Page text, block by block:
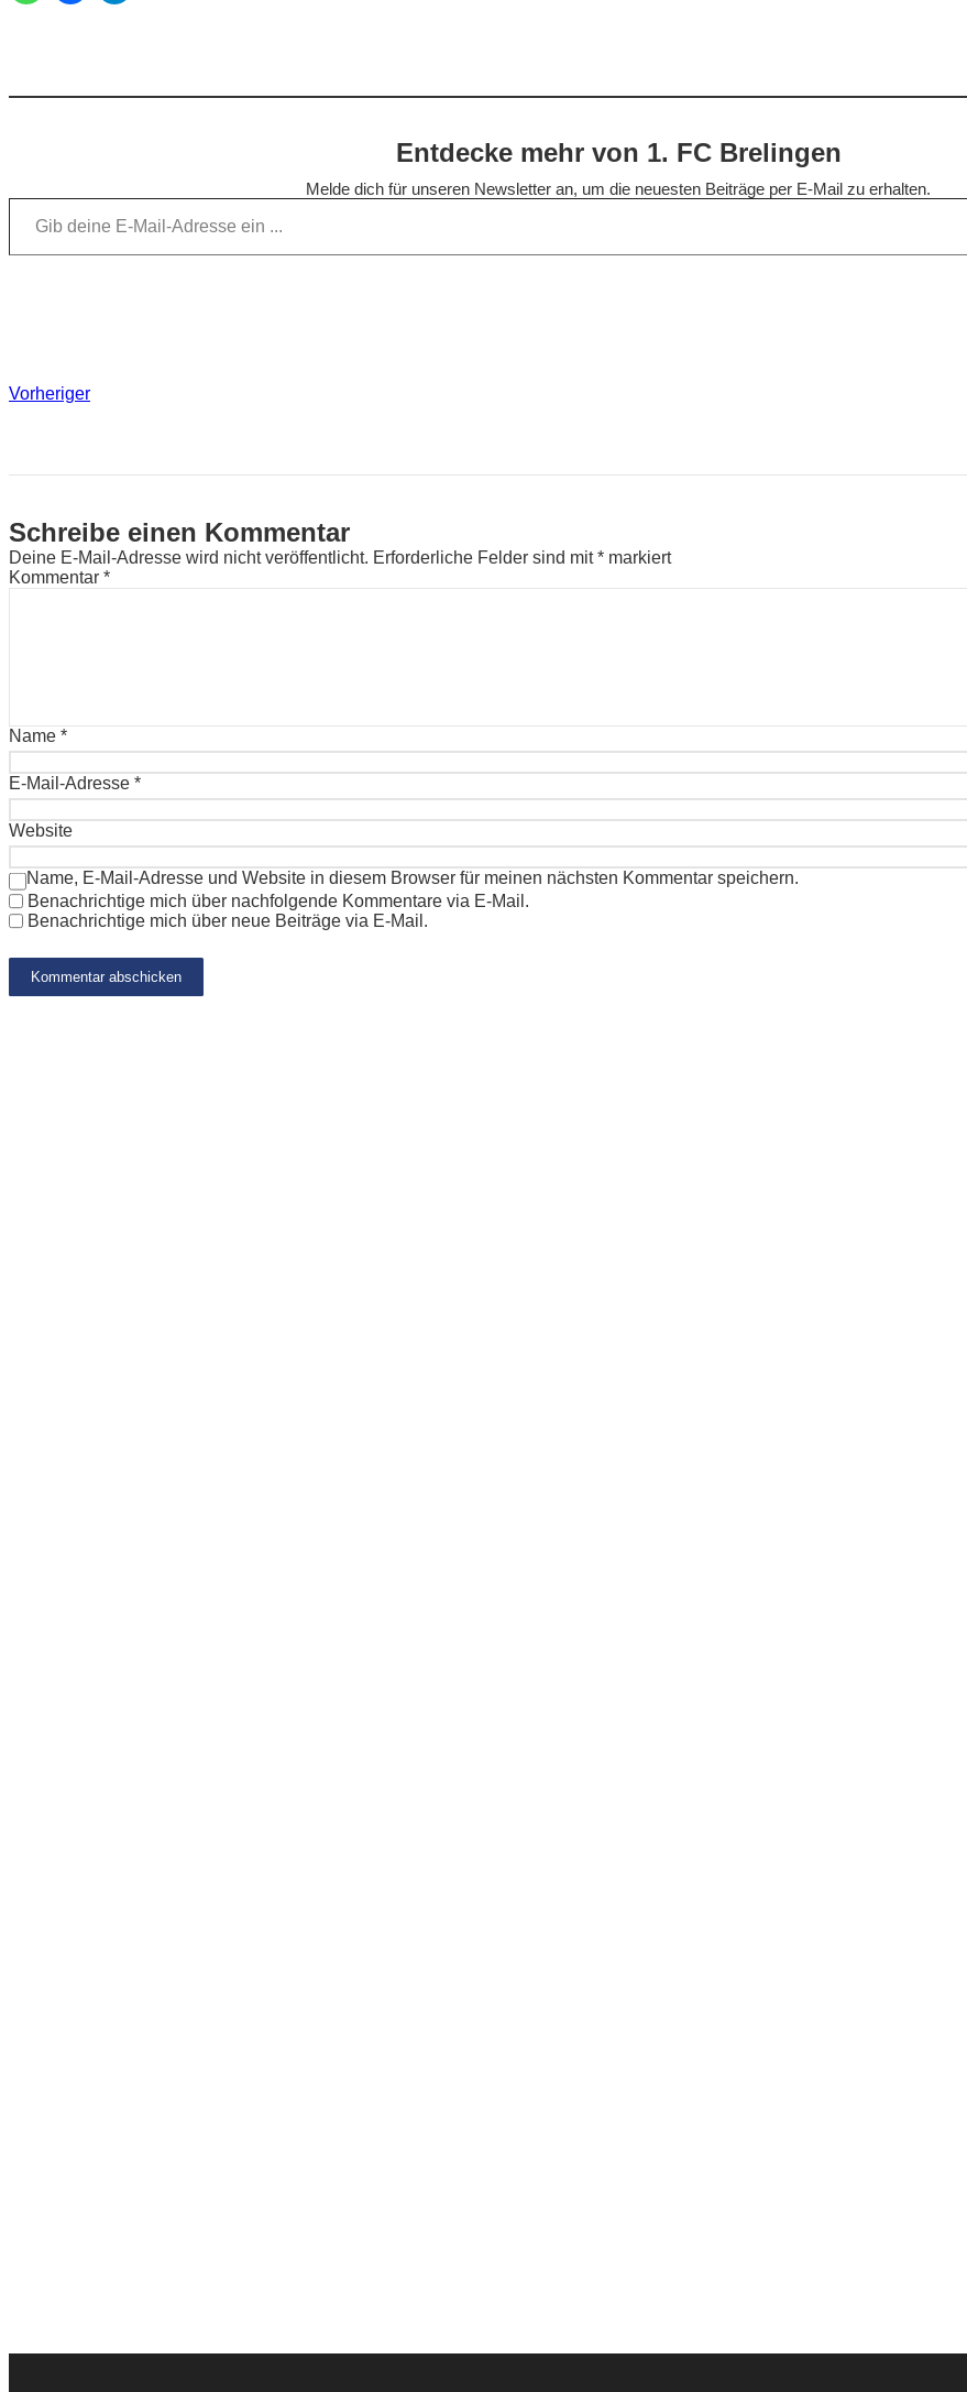
Entdecke mehr von 1. FC Brelingen
Melde dich für unseren Newsletter an, um die neuesten Beiträge per E-Mail zu erhalten.
Gib deine E-Mail-Adresse ein …
Vorheriger
Schreibe einen Kommentar
Deine E-Mail-Adresse wird nicht veröffentlicht. Erforderliche Felder sind mit* markiert
Kommentar *
Name *
E-Mail-Adresse *
Website
Name, E-Mail-Adresse und Website in diesem Browser für meinen nächsten Kommentar speichern.
Benachrichtige mich über nachfolgende Kommentare via E-Mail.
Benachrichtige mich über neue Beiträge via E-Mail.